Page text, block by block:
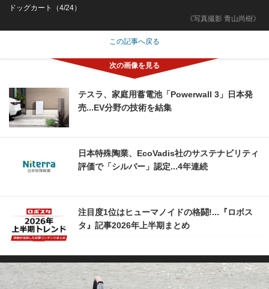
《写真撮影 青山尚樹》
ドッグカート（4/24）
この記事へ戻る
テスラ、家庭用蓄電池「Powerwall 3」日本発
売...EV分野の技術を結集
日本特殊陶業、EcoVadis社のサステナビリティ
評価で「シルバー」認定...4年連続
注目度1位はヒューマノイドの格闘!...『ロボス
タ』記事2026年上半期まとめ